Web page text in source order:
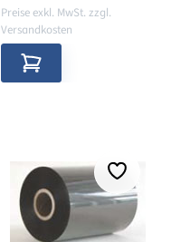
Preise exkl. MwSt. zzgl.
Versandkosten